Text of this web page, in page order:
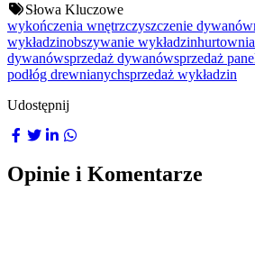
Słowa Kluczowe
wykończenia wnętrzczyszczenie dywanów
wykładzinobszywanie wykładzin
dywanówsprzedaż dywanówsprzedaż
podłóg drewnianychsprzedaż wykładzin
Udostępnij
Opinie i Komentarze